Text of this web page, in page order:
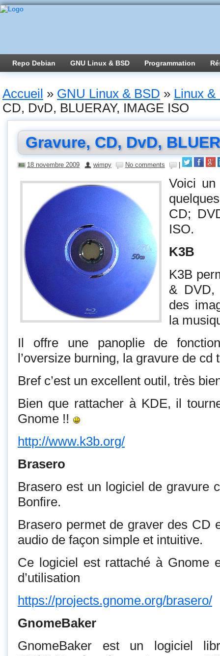
Repo Debian GNU Linux & BSD Programmation
Accueil » GNU Linux & BSD » Linux &
CD, DvD, BLUERAY, IMAGE ISO
Gravure, CD, DvD,
18 novembre 2009 wimpy No comments
Voici un
CD;
ISO.
K3B
K3B
& DVD,
des
la
Il offre une panoplie de
l’oversize burning, la gravure de cd
Bref c’est un excellent outil, très
Bien que rattacher à KDE, il
Gnome !!
http://www.k3b.org/
Brasero
Brasero est un logiciel de gravure
Bonfire.
Brasero permet de graver des CD
audio de façon simple et intuitive.
Ce logiciel est rattaché à Gnome
d’utilisation
https://projects.gnome.org/brasero/
GnomeBaker
GnomeBaker est un logiciel